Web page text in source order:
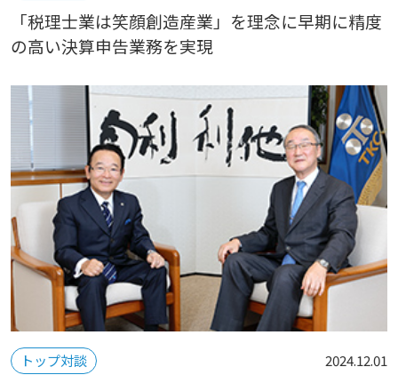
「税理士業は笑顔創造産業」を理念に早期に精度
の高い決算申告業務を実現
トップ対談 2024.12.01